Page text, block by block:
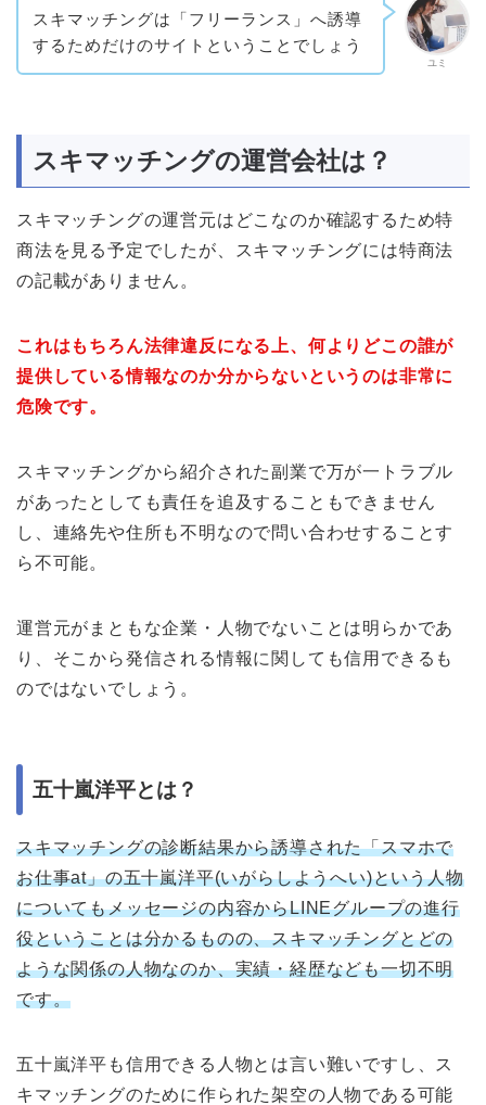
ユミ
スキマッチングは「フリーランス」へ誘導
するためだけのサイトということでしょう
スキマッチングの運営会社は？
スキマッチングの運営元はどこなのか確認するため特
商法を見る予定でしたが、スキマッチングには特商法
の記載がありません。
これはもちろん法律違反になる上、何よりどこの誰が
提供している情報なのか分からないというのは非常に
危険です。
スキマッチングから紹介された副業で万が一トラブル
があったとしても責任を追及することもできません
し、連絡先や住所も不明なので問い合わせすることす
ら不可能。
運営元がまともな企業・人物でないことは明らかであ
り、そこから発信される情報に関しても信用できるも
のではないでしょう。
五十嵐洋平とは？
スキマッチングの診断結果から誘導された「スマホで
お仕事at」の五十嵐洋平(いがらしようへい)という人物
についてもメッセージの内容からLINEグループの進行
役ということは分かるものの、スキマッチングとどの
ような関係の人物なのか、実績・経歴なども一切不明
です。
五十嵐洋平も信用できる人物とは言い難いですし、ス
キマッチングのために作られた架空の人物である可能